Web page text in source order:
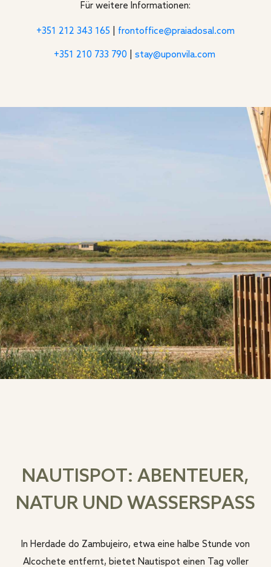
Für weitere Informationen:
+351 212 343 165 frontoffice@praiadosal.com
+351 210 733 790 stay@uponvila.com
NAUTISPOT: ABENTEUER,
NATUR UND WASSERSPASS
In Herdade do Zambujeiro, etwa eine halbe Stunde von
Alcochete entfernt, bietet Nautispot einen Tag voller